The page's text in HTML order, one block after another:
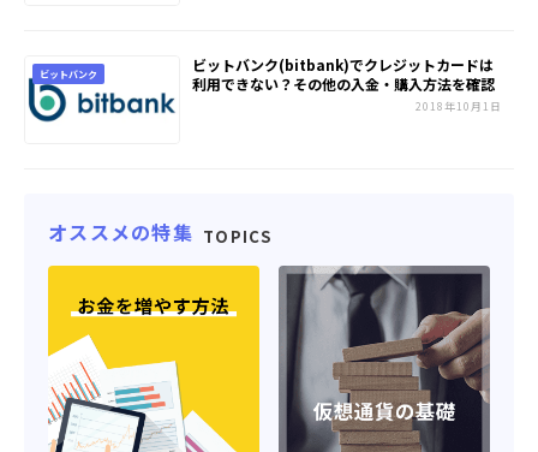
ビットバンク
ビットバンク(bitbank)でクレジットカードは
利用できない？その他の入金・購入方法を確認
2018年10月1日
オススメの特集 TOPICS